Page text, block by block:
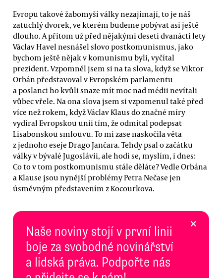
Evropu takové žabomyší války nezajímají, to je náš
zatuchlý dvorek, ve kterém budeme pobývat asi ještě
dlouho. A přitom už před nějakými deseti dvanácti lety
Václav Havel nesnášel slovo postkomunismus, jako
bychom ještě nějak v komunismu byli, vyčítal
prezident. Vzpomněl jsem si na ta slova, když se Viktor
Orbán představoval v Evropském parlamentu
a poslanci ho kvůli snaze mít moc nad médii nevítali
vůbec vřele. Na ona slova jsem si vzpomenul také před
více než rokem, když Václav Klaus do značné míry
vydíral Evropskou unii tím, že odmítal podepsat
Lisabonskou smlouvu. To mi zase naskočila věta
z jednoho eseje Drago Jančara. Tehdy psal o začátku
války v bývalé Jugoslávii, ale hodí se, myslím, i dnes:
Co to v tom postkomunismu stále děláte? Vedle Orbána
a Klause jsou nynější problémy Petra Nečase jen
úsměvným představením z Kocourkova.
Naše noviny stojí v první linii
boje za svobodné novinářství
a lidská práva. Podpořte nás
×